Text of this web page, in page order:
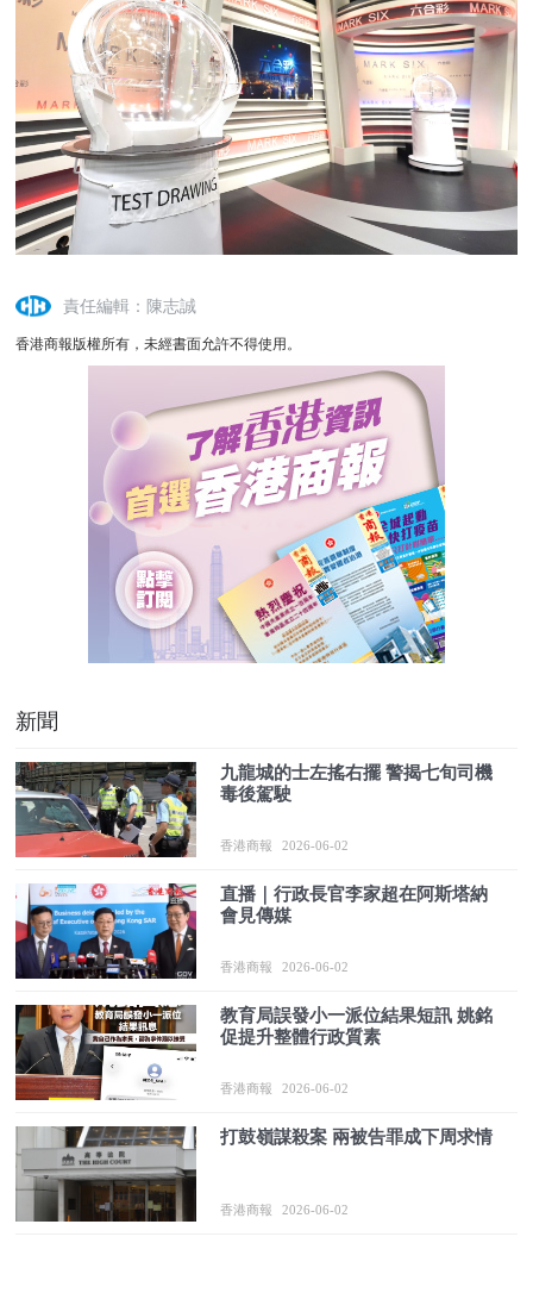
責任編輯：陳志誠
香港商報版權所有，未經書面允許不得使用。
新聞
九龍城的士左搖右擺 警揭七旬司機
毒後駕駛
香港商報 2026-06-02
直播｜行政長官李家超在阿斯塔納
會見傳媒
香港商報 2026-06-02
教育局誤發小一派位結果短訊 姚銘
促提升整體行政質素
香港商報 2026-06-02
打鼓嶺謀殺案 兩被告罪成下周求情
香港商報 2026-06-02